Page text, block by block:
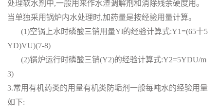
处理软水剂中,一般用来作水渣调解剂和消除残余硬度用。
当单独采用锅炉内水处理时,加药量是按经验用量计算。
(1)空锅上水时磷酸三销用量Yl的经验计算式:Y1=(65十5
YD)VU)(7-8)
(2)锅炉运行时磷酸三销(Y2)的经验计算式:Y2=5YDU/m
3)
3.常用有机药类的用量有机类防垢剂一般每吨水的经验用量
如下: